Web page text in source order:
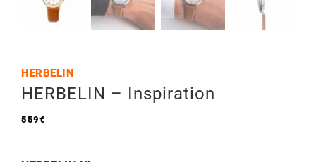
HERBELIN
HERBELIN – Inspiration
559€